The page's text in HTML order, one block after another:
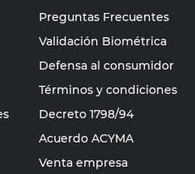
Preguntas Frecuentes
Validación Biométrica
Defensa al consumidor
Términos y condiciones
Decreto 1798/94
Acuerdo ACYMA
Venta empresa